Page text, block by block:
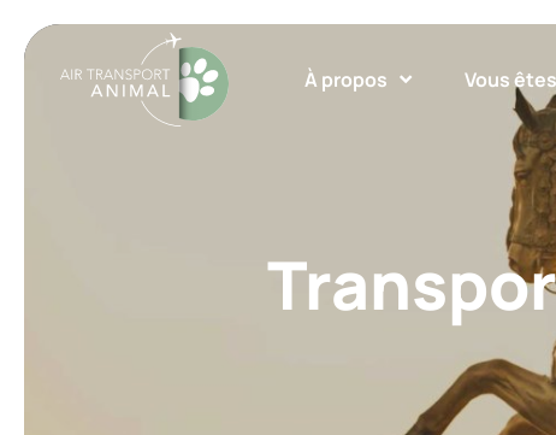
À propos Vous êtes